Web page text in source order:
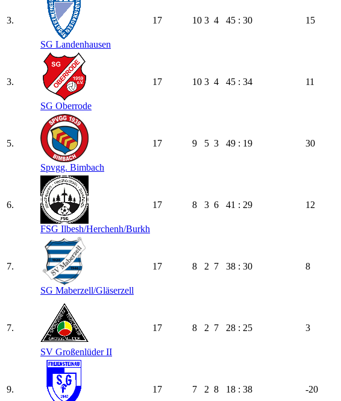
3.
SG Landenhausen
17 10 3 4 45 : 30 15
3.
SG Oberrode
17 10 3 4 45 : 34 11
5.
Spvgg. Bimbach
17 9 5 3 49 : 19 30
6.
FSG Ilbesh/​Herchenh/​Burkh
17 8 3 6 41 : 29 12
7.
SG Maberzell/​Gläserzell
17 8 2 7 38 : 30 8
7.
SV Großenlüder II
17 8 2 7 28 : 25 3
9. 17 7 2 8 18 : 38 -20